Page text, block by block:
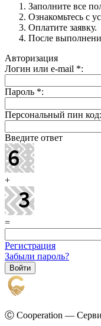
Заполните все
Ознакомьтесь с
Оплатите
После
Авторизация
Логин или e-mail *:
Пароль *:
Персональный пин код:
Введите ответ
+
=
Регистрация
Забыли пароль?
Ⓒ Cooperation —